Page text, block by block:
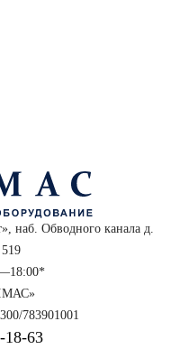
наб. Обводного канала д.
783901001